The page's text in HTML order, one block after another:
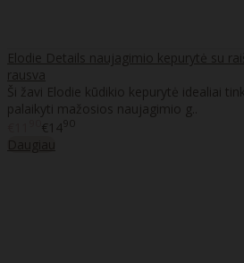
Elodie Details naujagimio kepurytė su
rausva
Ši žavi Elodie kūdikio kepurytė idealiai
palaikyti mažosios naujagimio g..
€1490
Daugiau